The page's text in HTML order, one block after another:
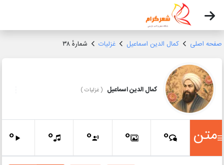
صفحه اصلی کمال الدین اسماعیل غزلیات شمارهٔ ۳۸
کمال الدین اسماعیل (غزلیات)
متن 0
0
0
0
0